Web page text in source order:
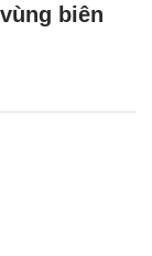
biên